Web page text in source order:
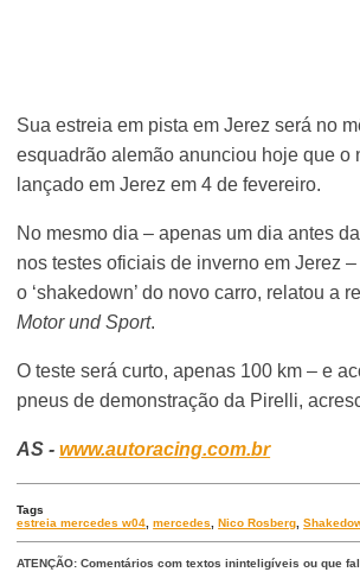
Sua estreia em pista em Jerez será no
esquadrão alemão anunciou hoje que o
lançado em Jerez em 4 de fevereiro.
No mesmo dia – apenas um dia antes
nos testes oficiais de inverno em Jerez
o ‘shakedown’ do novo carro, relatou a
Motor und Sport.
O teste será curto, apenas 100 km – e
pneus de demonstração da Pirelli,
AS -www.autoracing.com.br
Tags
estreia mercedes w04 ,mercedes ,Nico Rosberg ,
ATENÇÃO: Comentários com textos ininteligíveis ou que